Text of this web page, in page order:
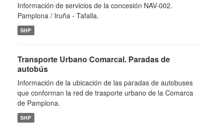
Información de servicios de la concesión NAV-002.
Pamplona / Iruña - Tafalla.
SHP
Transporte Urbano Comarcal. Paradas de
autobús
Información de la ubicación de las paradas de autobuses
que conforman la red de trasporte urbano de la Comarca
de Pamplona.
SHP